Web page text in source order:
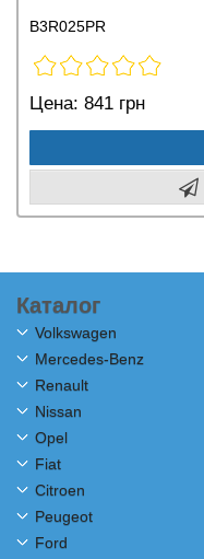
B3R025PR
Цена: 841 грн
Каталог
Volkswagen
Mercedes-Benz
Renault
Nissan
Opel
Fiat
Citroen
Peugeot
Ford